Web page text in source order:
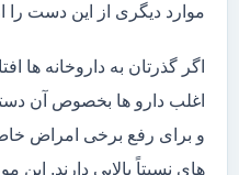
موارد دیگری از این دست را
اگر گذرتان به داروخانه ها
اغلب دارو ها بخصوص آن
و برای رفع برخی امراض
های نسبتاً بالایی دارند. این